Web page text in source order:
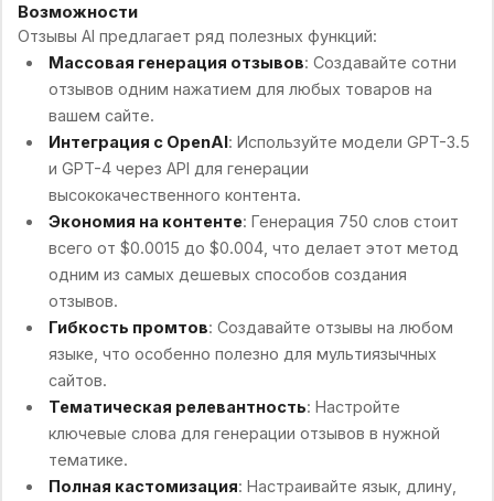
Возможности
Отзывы AI предлагает ряд полезных функций:
Массовая генерация отзывов: Создавайте сотни
отзывов одним нажатием для любых товаров на
вашем сайте.
Интеграция с OpenAI: Используйте модели GPT-3.5
и GPT-4 через API для генерации
высококачественного контента.
Экономия на контенте: Генерация 750 слов стоит
всего от $0.0015 до $0.004, что делает этот метод
одним из самых дешевых способов создания
отзывов.
Гибкость промтов: Создавайте отзывы на любом
языке, что особенно полезно для мультиязычных
сайтов.
Тематическая релевантность: Настройте
ключевые слова для генерации отзывов в нужной
тематике.
Полная кастомизация: Настраивайте язык, длину,